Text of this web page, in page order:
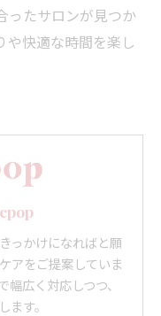
ったサロンが見つか
や快適な時間を楽し
っかけになればと願
アをご提案していま
広く対応しつつ、
す。